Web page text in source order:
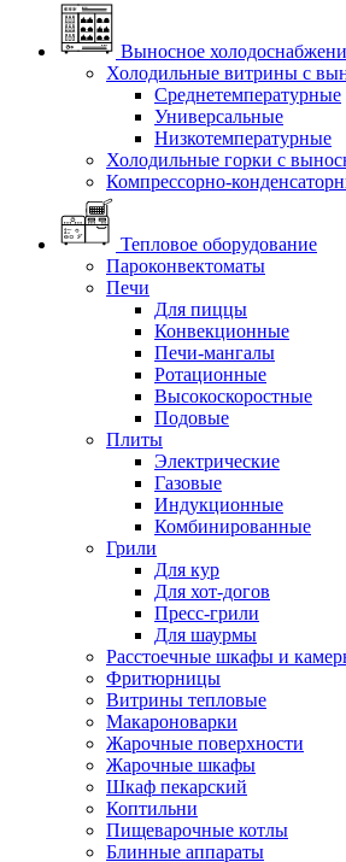
Выносное
Холодильные витрины с
Среднетемпературные
Универсальные
Низкотемпературные
Холодильные горки с
Компрессорно-
Тепловое оборудование
Пароконвектоматы
Печи
Для пиццы
Конвекционные
Печи-мангалы
Ротационные
Высокоскоростные
Подовые
Плиты
Электрические
Газовые
Индукционные
Комбинированные
Грили
Для кур
Для хот-догов
Пресс-грили
Для шаурмы
Расстоечные шкафы и
Фритюрницы
Витрины тепловые
Макароноварки
Жарочные поверхности
Жарочные шкафы
Шкаф пекарский
Коптильни
Пищеварочные котлы
Блинные аппараты